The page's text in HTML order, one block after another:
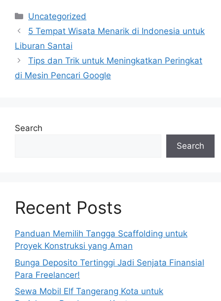
Categories
Uncategorized
5 Tempat Wisata Menarik di Indonesia untuk
Liburan Santai
Tips dan Trik untuk Meningkatkan Peringkat
di Mesin Pencari Google
Search
Search
Recent Posts
Panduan Memilih Tangga Scaffolding untuk
Proyek Konstruksi yang Aman
Bunga Deposito Tertinggi Jadi Senjata Finansial
Para Freelancer!
Sewa Mobil Elf Tangerang Kota untuk